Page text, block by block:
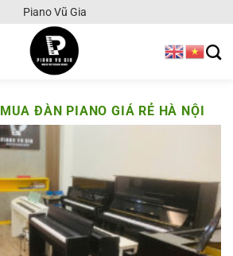
Piano Vũ Gia
MUA ĐÀN PIANO GIÁ RẺ HÀ NỘI